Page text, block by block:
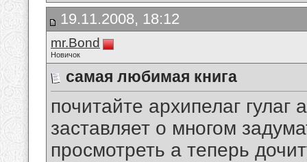
19.11.2008, 18:12
mr.Bond
Новичок
самая любимая книга
почитайте архипелаг гулаг
заставляет о многом
просмотреть а теперь